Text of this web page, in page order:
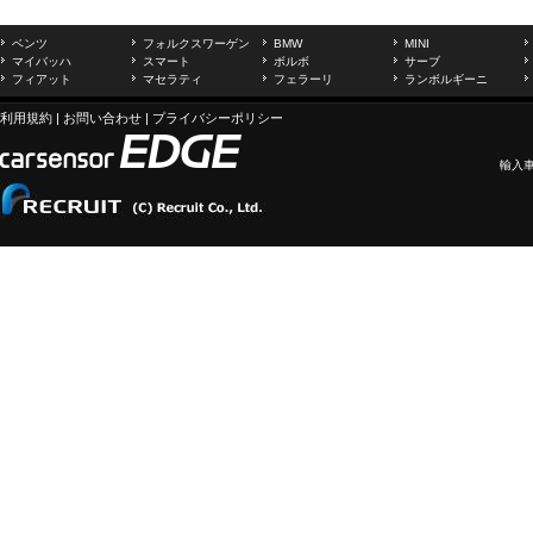
ベンツ フォルクスワーゲン BMW
MINI
マイバッハ
スマート ボルボ
サーブ
フィアット
マセラティ フェラーリ ランボルギーニ
利用規約 | お問い合わせ | プライバシーポリシー
輸入